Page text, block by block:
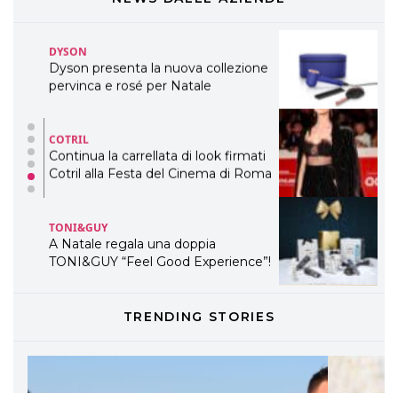
DYSON
Dyson presenta la nuova collezione
pervinca e rosé per Natale
COTRIL
Continua la carrellata di look firmati
Cotril alla Festa del Cinema di Roma
TONI&GUY
A Natale regala una doppia
TONI&GUY “Feel Good Experience”!
LABEL.M lancia la sua innovativa ed
professionali
TRENDING STORIES